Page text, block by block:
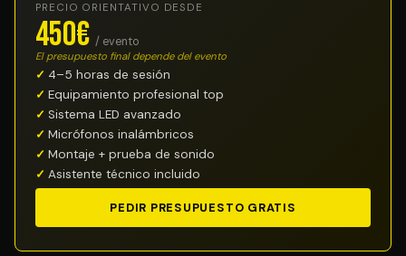
PRECIO ORIENTATIVO DESDE
450€ / evento
El presupuesto final depende del evento
4–5 horas de sesión
Equipamiento profesional top
Sistema LED avanzado
Micrófonos inalámbricos
Montaje + prueba de sonido
Asistente técnico incluido
PEDIR PRESUPUESTO GRATIS